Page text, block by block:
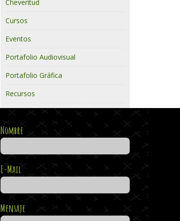
Cheveritud
Cursos
Eventos
Portafolio Audiovisual
Portafolio Gráfica
Recursos
Nombre
E-Mail
Mensaje